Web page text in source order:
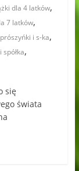
dla 4 latków,
7 latków,
prószyńki i s-ka,
,
się
świata